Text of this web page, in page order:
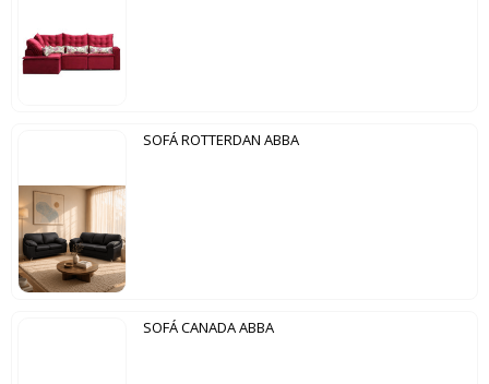
SOFÁ ROTTERDAN ABBA
SOFÁ CANADA ABBA